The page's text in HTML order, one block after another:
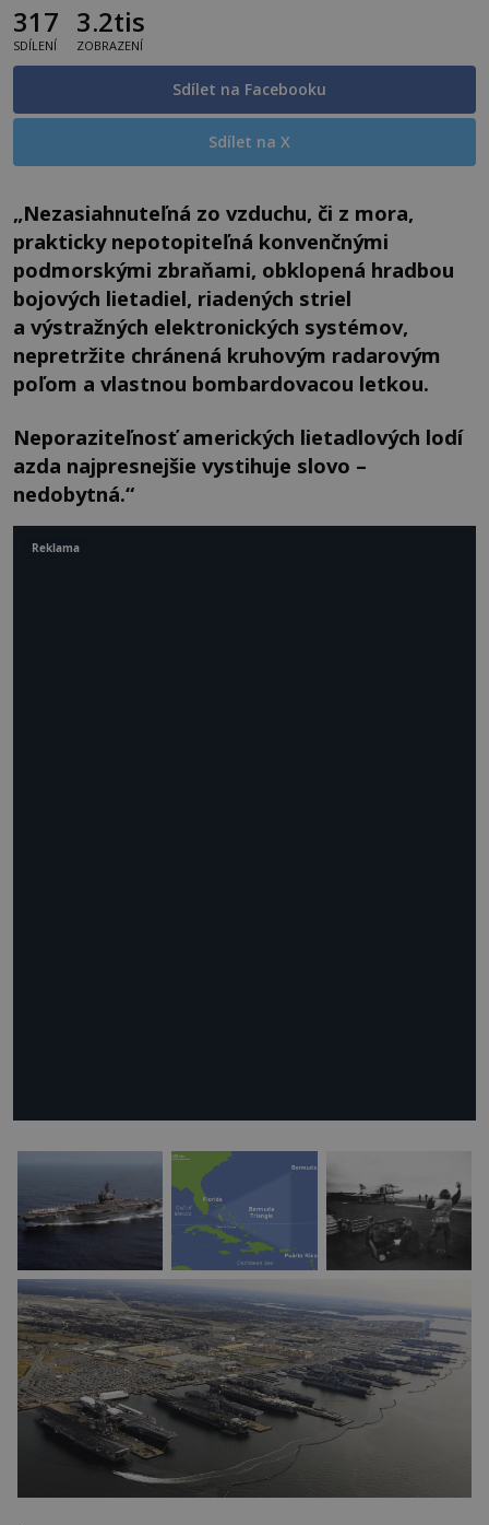
317
SDÍLENÍ
3.2tis
ZOBRAZENÍ
Sdílet na Facebooku
Sdílet na X
„Nezasiahnuteľná zo vzduchu, či z mora,
prakticky nepotopiteľná konvenčnými
podmorskými zbraňami, obklopená hradbou
bojových lietadiel, riadených striel
a výstražných elektronických systémov,
nepretržite chránená kruhovým radarovým
poľom a vlastnou bombardovacou letkou.
Neporaziteľnosť amerických lietadlových lodí
azda najpresnejšie vystihuje slovo –
nedobytná.“
Reklama